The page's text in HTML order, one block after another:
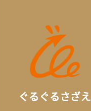
ぐるぐるさざえ